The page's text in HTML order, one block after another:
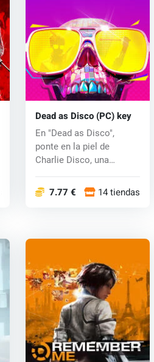
Dead as Disco (PC) key
En "Dead as Disco",
ponte en la piel de
Charlie Disco, una
7.77 € 14 tiendas